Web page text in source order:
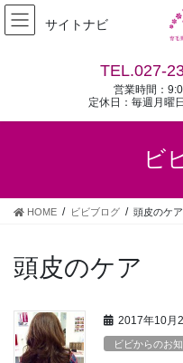
コ
ン
ス
ナ
ビ
ン
サイトナビ
TEL.027-
営業時間：
定休日：毎週月曜
ビ
HOME ビビブログ 頭皮のケア
頭皮のケア
2017年10月
ビビからのお